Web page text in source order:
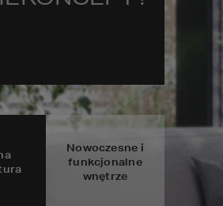
Nowoczesne i
funkcjonalne
wnętrze